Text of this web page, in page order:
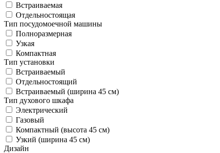
Встраиваемая
Отдельностоящая
Тип посудомоечной машины
Полноразмерная
Узкая
Компактная
Тип установки
Встраиваемый
Отдельностоящий
Встраиваемый (ширина 45 см)
Тип духового шкафа
Электрический
Газовый
Компактный (высота 45 см)
Узкий (ширина 45 см)
Дизайн